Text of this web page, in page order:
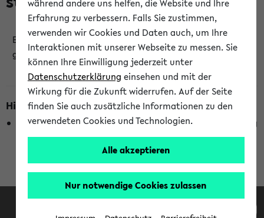
Es wurden keine jetzt stattfindenden Veranstaltungen
gefunden!
Hinweise zur Liste
Die Anzeige ist semesterübergreifend und nicht abhängig
vom im eKVV gewählten Semester.
Facebook Instagram LinkedIn TikTok
während andere uns helfen, die Website und Ihre
Erfahrung zu verbessern. Falls Sie zustimmen,
verwenden wir Cookies und Daten auch, um Ihre
Interaktionen mit unserer Webseite zu messen. Sie
können Ihre Einwilligung jederzeit unter
Datenschutzerklärung einsehen und mit der
Wirkung für die Zukunft widerrufen. Auf der Seite
finden Sie auch zusätzliche Informationen zu den
verwendeten Cookies und Technologien.
Alle akzeptieren
Nur notwendige Cookies zulassen